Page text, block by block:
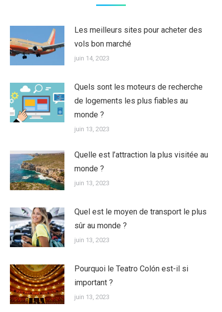
Les meilleurs sites pour acheter des
vols bon marché
juin 14, 2023
Quels sont les moteurs de recherche
de logements les plus fiables au
monde ?
juin 13, 2023
Quelle est l’attraction la plus visitée au
monde ?
juin 13, 2023
Quel est le moyen de transport le plus
sûr au monde ?
juin 13, 2023
Pourquoi le Teatro Colón est-il si
important ?
juin 13, 2023